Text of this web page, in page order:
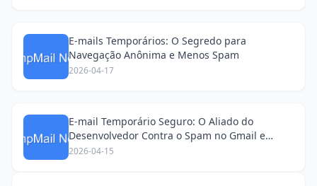
E-mails Temporários: O Segredo para
Navegação Anônima e Menos Spam
2026-04-17
E-mail Temporário Seguro: O Aliado do
Desenvolvedor Contra o Spam no Gmail e
Outras Plataformas
2026-04-15